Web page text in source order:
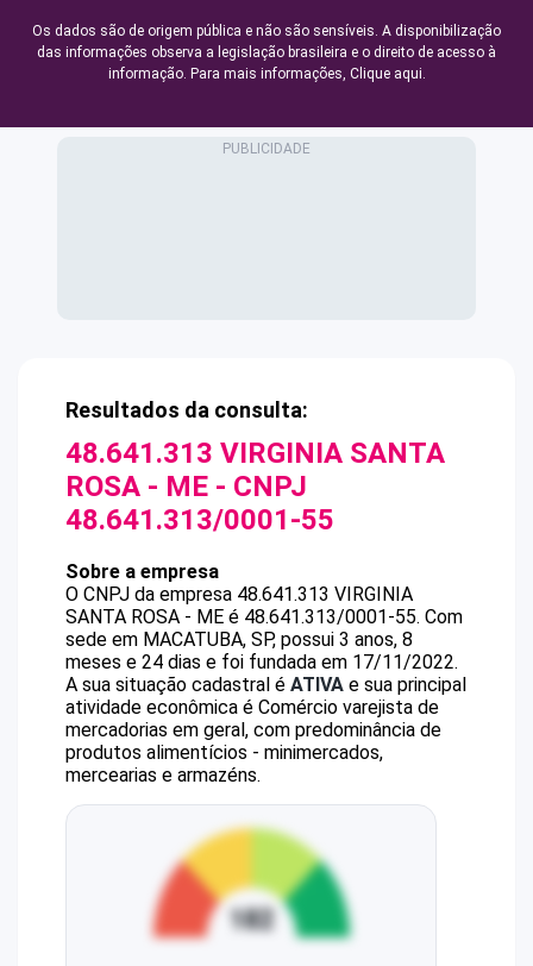
Os dados são de origem pública e não são sensíveis. A disponibilização
das informações observa a legislação brasileira e o direito de acesso à
informação. Para mais informações, Clique aqui.
Resultados da consulta:
48.641.313 VIRGINIA SANTA
ROSA - ME - CNPJ
48.641.313/0001-55
Sobre a empresa
O CNPJ da empresa 48.641.313 VIRGINIA
SANTA ROSA - ME é 48.641.313/0001-55. Com
sede em MACATUBA, SP, possui 3 anos, 8
meses e 24 dias e foi fundada em 17/11/2022.
A sua situação cadastral é ATIVA e sua principal
atividade econômica é Comércio varejista de
mercadorias em geral, com predominância de
produtos alimentícios - minimercados,
mercearias e armazéns.